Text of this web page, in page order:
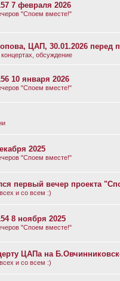
7 февраля 2026
"Споем вместе!"
ЦАП, 30.01.2026 перед
обсуждение
10 января 2026
"Споем вместе!"
2025
"Споем вместе!"
первый вечер проекта
и со всем :)
8 ноября 2025
"Споем вместе!"
ЦАПа на
и со всем :)